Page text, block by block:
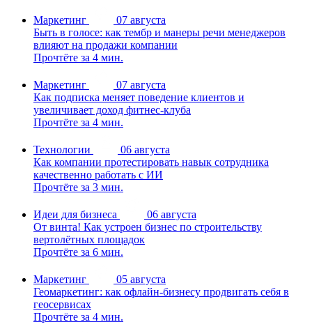
Маркетинг
07 августа
Быть в голосе: как тембр и манеры речи менеджеров
влияют на продажи компании
Прочтёте за 4 мин.
Маркетинг
07 августа
Как подписка меняет поведение клиентов и
увеличивает доход фитнес-клуба
Прочтёте за 4 мин.
Технологии
06 августа
Как компании протестировать навык сотрудника
качественно работать с ИИ
Прочтёте за 3 мин.
Идеи для бизнеса
06 августа
От винта! Как устроен бизнес по строительству
вертолётных площадок
Прочтёте за 6 мин.
Маркетинг
05 августа
Геомаркетинг: как офлайн-бизнесу продвигать себя в
геосервисах
Прочтёте за 4 мин.